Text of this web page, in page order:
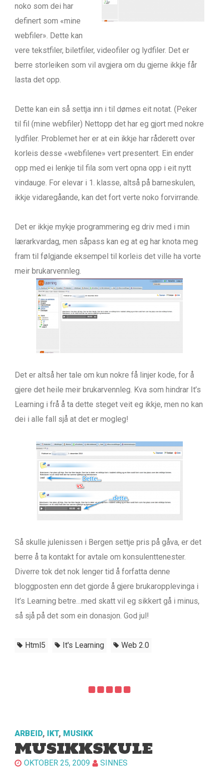
noko som dei har
definert som «mine
webfiler». Dette kan
vere tekstfiler, biletfiler, videofiler og lydfiler. Det er
berre storleiken som vil avgjera om du gjerne ikkje får
lasta det opp.
Dette kan ein så settja inn i til dømes eit notat. (Peker
til fil (mine webfiler) Nettopp det har eg gjort med nokre
lydfiler. Problemet her er at ein ikkje har råderett over
korleis desse «webfilene» vert presentert. Ein ender
opp med ei lenkje til fila som vert opna opp i eit nytt
vindauge. For elevar i 1. klasse, altså på barneskulen,
ikkje vidaregåande, kan det fort verte noko forvirrande.
Det er ikkje mykje programmering eg driv med i min
lærarkvardag, men såpass kan eg at eg har knota meg
fram til følgjande eksempel til korleis det ville ha vorte
meir brukarvennleg.
Det er altså her tale om kun nokre få linjer kode, for å
gjere det heile meir brukarvennleg. Kva som hindrar It’s
Learning i frå å ta dette steget veit eg ikkje, men no kan
dei i alle fall sjå at det er mogleg!
Så skulle julenissen i Bergen settje pris på gåva, er det
berre å ta kontakt for avtale om konsulenttenester.
Diverre tok det nok lenger tid å forfatta denne
bloggposten enn det gjorde å gjere brukaropplevinga i
It’s Learning betre…med skatt vil eg sikkert gå i minus,
så sjå på det som ein donasjon. God jul!
Html5 It's Learning Web 2.0
ARBEID, IKT, MUSIKK
MUSIKKSKULE
OKTOBER 25, 2009
SINNES